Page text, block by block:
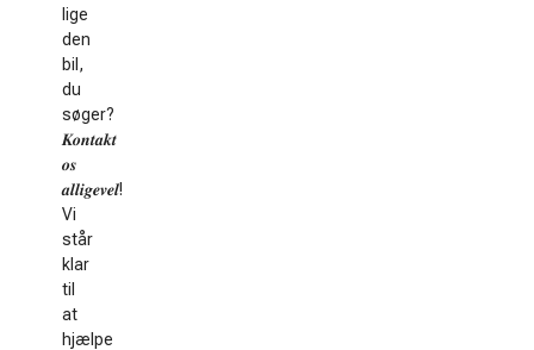
lige
den
bil,
du
søger?
𝑲𝒐𝒏𝒕𝒂𝒌𝒕
𝒐𝒔
𝒂𝒍𝒍𝒊𝒈𝒆𝒗𝒆𝒍!
Vi
står
klar
til
at
hjælpe